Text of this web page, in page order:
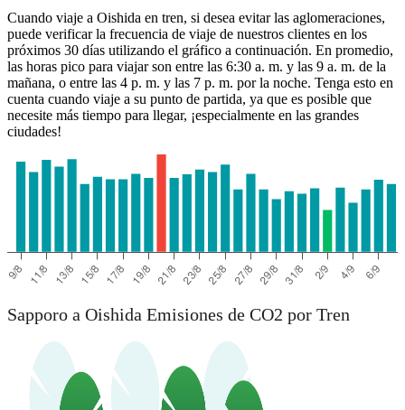
Cuando viaje a Oishida en tren, si desea evitar las aglomeraciones,
puede verificar la frecuencia de viaje de nuestros clientes en los
próximos 30 días utilizando el gráfico a continuación. En promedio,
las horas pico para viajar son entre las 6:30 a. m. y las 9 a. m. de la
mañana, o entre las 4 p. m. y las 7 p. m. por la noche. Tenga esto en
cuenta cuando viaje a su punto de partida, ya que es posible que
necesite más tiempo para llegar, ¡especialmente en las grandes
ciudades!
Sapporo a Oishida Emisiones de CO2 por Tren